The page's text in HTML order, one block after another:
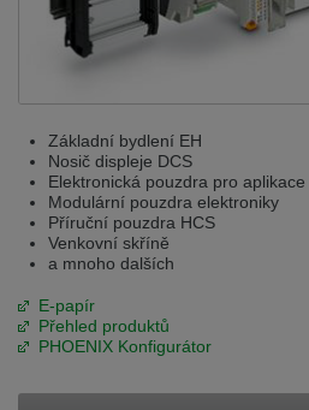
Základní bydlení EH
Nosič displeje DCS
Elektronická pouzdra pro
Modulární pouzdra elektroniky
Příruční pouzdra HCS
Venkovní skříně
a mnoho dalších
E-papír
Přehled produktů
PHOENIX Konfigurátor